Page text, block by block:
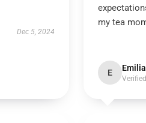
Dec 5, 2024
my tea
E Emilia